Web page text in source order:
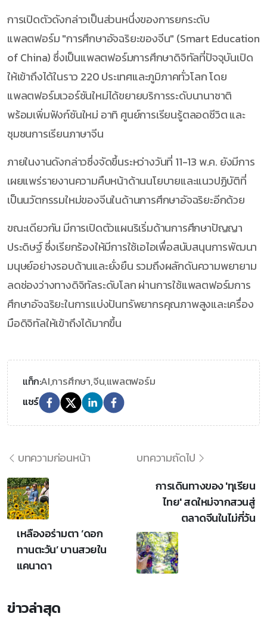
การเปิดตัวดังกล่าวเป็นส่วนหนึ่งของการยกระดับ
แพลตฟอร์ม "การศึกษาอัจฉริยะของจีน" (Smart Education
of China) ซึ่งเป็นแพลตฟอร์มการศึกษาดิจิทัลที่ปัจจุบันเปิด
ให้เข้าถึงได้ในราว 220 ประเทศและภูมิภาคทั่วโลก โดย
แพลตฟอร์มเวอร์ชันใหม่ได้ขยายบริการระดับนานาชาติ
พร้อมเพิ่มฟังก์ชันใหม่ อาทิ ศูนย์การเรียนรู้ตลอดชีวิต และ
ชุมชนการเรียนภาษาจีน
ภายในงานดังกล่าวซึ่งจัดขึ้นระหว่างวันที่ 11-13 พ.ค. ยังมีการ
เผยแพร่รายงานความคืบหน้าด้านนโยบายและแนวปฏิบัติที่
เป็นนวัตกรรมใหม่ของจีนในด้านการศึกษาอัจฉริยะอีกด้วย
ขณะเดียวกัน มีการเปิดตัวแผนริเริ่มด้านการศึกษาปัญญา
ประดิษฐ์ ซึ่งเรียกร้องให้มีการใช้เอไอเพื่อสนับสนุนการพัฒนา
มนุษย์อย่างรอบด้านและยั่งยืน รวมถึงผลักดันความพยายาม
ลดช่องว่างทางดิจิทัลระดับโลก ผ่านการใช้แพลตฟอร์มการ
ศึกษาอัจฉริยะในการแบ่งปันทรัพยากรคุณภาพสูงและเครื่อง
มือดิจิทัลให้เข้าถึงได้มากขึ้น
แท็ก:AI,การศึกษา,จีน,แพลตฟอร์ม
แชร์
บทความก่อนหน้า
เหลืองอร่ามตา ‘ดอก
ทานตะวัน’ บานสวยใน
แคนาดา
บทความถัดไป
การเดินทางของ 'ทุเรียน
ไทย' สดใหม่จากสวนสู่
ตลาดจีนในไม่กี่วัน
ข่าวล่าสุด